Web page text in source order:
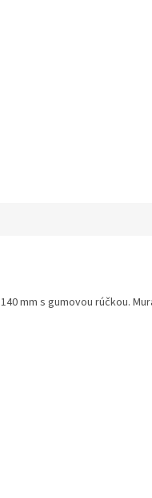
mm s gumovou rúčkou.